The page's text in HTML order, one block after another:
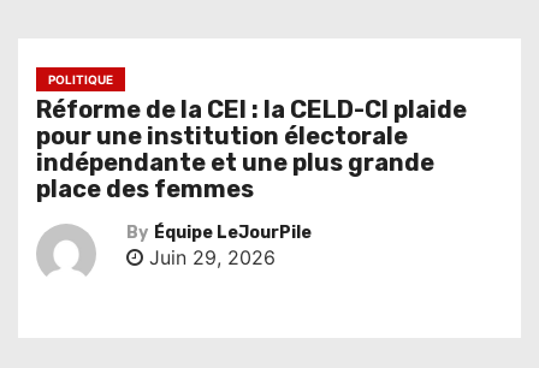
POLITIQUE
Réforme de la CEI : la CELD-CI plaide
pour une institution électorale
indépendante et une plus grande
place des femmes
By Équipe LeJourPile
Juin 29, 2026